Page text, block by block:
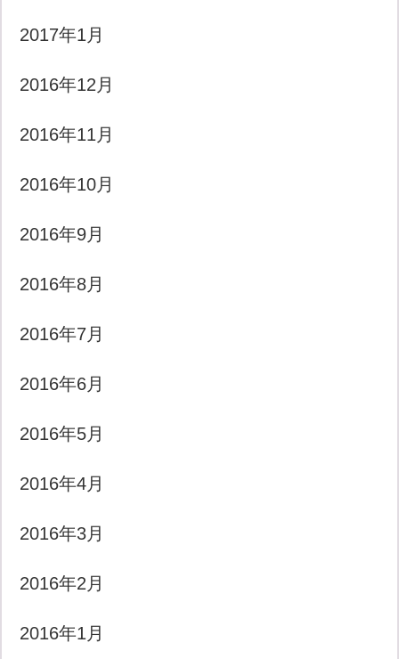
2017年1月
2016年12月
2016年11月
2016年10月
2016年9月
2016年8月
2016年7月
2016年6月
2016年5月
2016年4月
2016年3月
2016年2月
2016年1月